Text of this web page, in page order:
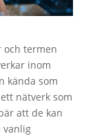
och termen
inom
kända som
nätverk som
att de kan
vanlig